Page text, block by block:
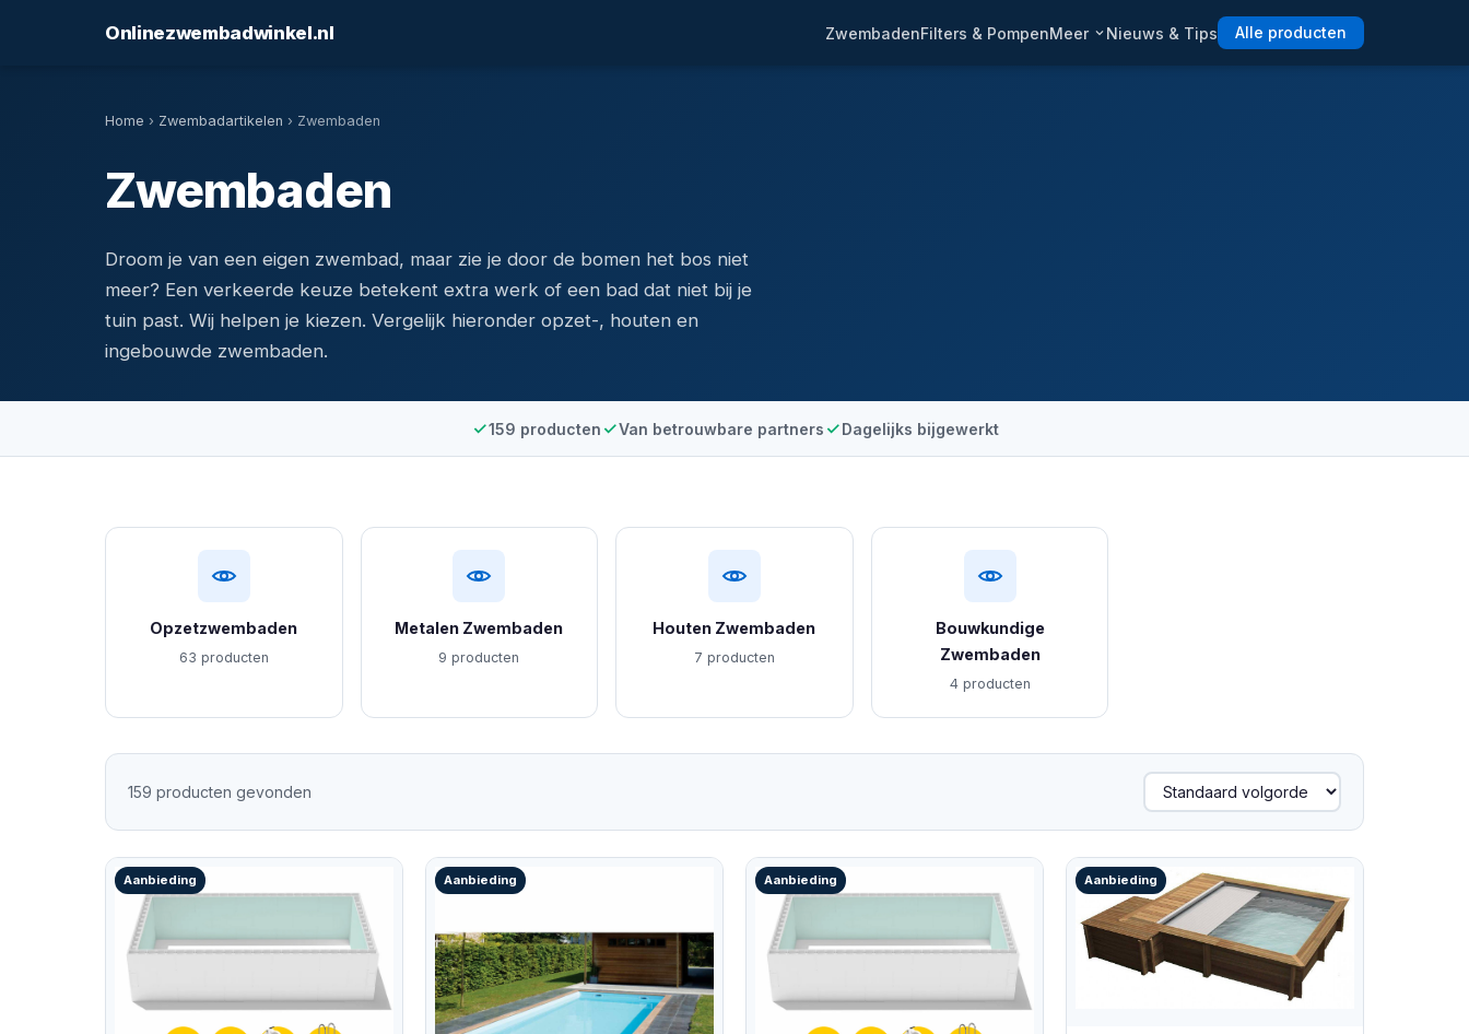
Onlinezwembadwinkel.nl ZwembadenFilters & PompenMeer Nieuws & Tips Alle producten
Home › Zwembadartikelen › Zwembaden
Zwembaden
Droom je van een eigen zwembad, maar zie je door de bomen het bos niet
meer? Een verkeerde keuze betekent extra werk of een bad dat niet bij je
tuin past. Wij helpen je kiezen. Vergelijk hieronder opzet-, houten en
ingebouwde zwembaden.
159 producten Van betrouwbare partners Dagelijks bijgewerkt
Opzetzwembaden
63 producten
Metalen Zwembaden
9 producten
Houten Zwembaden
7 producten
Bouwkundige
Zwembaden
4 producten
159 producten gevonden
Aanbieding Aanbieding Aanbieding Aanbieding